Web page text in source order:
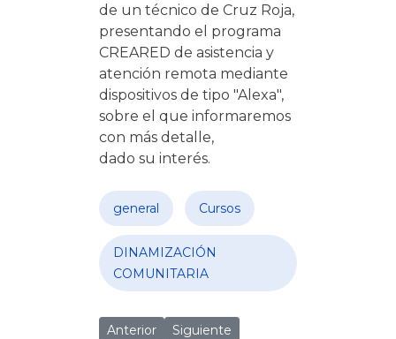
de un técnico de Cruz Roja,
presentando el programa
CREARED de asistencia y
atención remota mediante
dispositivos de tipo "Alexa",
sobre el que informaremos
con más detalle,
dado su interés.
general Cursos
DINAMIZACIÓN
COMUNITARIA
Artículo anterior: Carnavales 2024
Anterior Artículo siguiente: Inauguración
Siguiente